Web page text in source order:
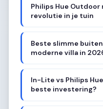
Philips Hue Outdoor
revolutie in je tuin
Beste slimme
moderne villa in
In-Lite vs Philips
beste investering?